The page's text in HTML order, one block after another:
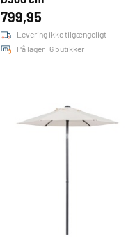
799,95
Levering ikke tilgængeligt
På lager i 6 butikker